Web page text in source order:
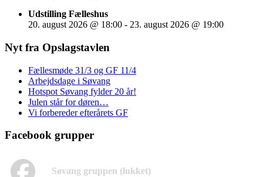
Udstilling Fælleshus
20. august 2026 @ 18:00 - 23. august 2026 @ 19:00
Nyt fra Opslagstavlen
Fællesmøde 31/3 og GF 11/4
Arbejdsdage i Søvang
Hotspot Søvang fylder 20 år!
Julen står for døren…
Vi forbereder efterårets GF
Facebook grupper
Søvang gruppen (lukket)